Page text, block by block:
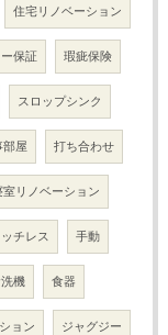
住宅リノベーション
保証 瑕疵保険
スロップシンク
部屋 打ち合わせ
室リノベーション
チレス 手動
機 食器
ョン ジャグジー